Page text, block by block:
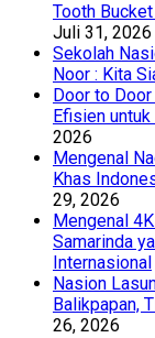
Tooth
Juli 31, 2026
Sekolah
Noor : Kita
Door to
Efisien
2026
Mengenal
Khas
29, 2026
Mengenal
Samarinda
Internasional
Nasion
Balikpapan,
26, 2026